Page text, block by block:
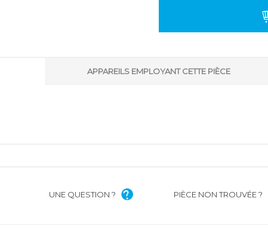
APPAREILS EMPLOYANT CETTE PIÈCE
UNE QUESTION ? PIÈCE NON TROUVÉE ?